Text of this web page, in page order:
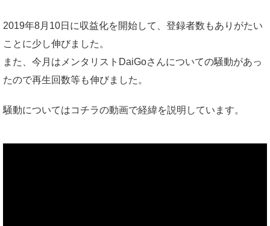
2019年8月10日に収益化を開始して、登録者数もありがたい
ことに少し伸びました。
また、今月はメンタリストDaiGoさんについての騒動があっ
たので再生回数等も伸びました。
騒動についてはコチラの動画で経緯を説明しています。